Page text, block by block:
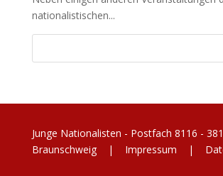
nationalistischen...
Junge Nationalisten - Postfach 8116 -
Braunschweig | Impressum |